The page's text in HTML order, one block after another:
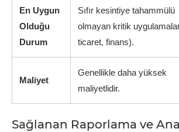
En Uygun
Olduğu
Durum
Sıfır kesintiye tahammülü
olmayan kritik
ticaret, finans).
Maliyet
Genellikle daha yüksek
maliyetlidir.
Sağlanan Raporlama ve